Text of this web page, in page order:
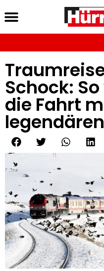
Schock:
die Fahrt